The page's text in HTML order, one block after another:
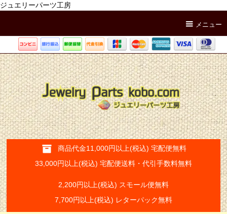
ジュエリーパーツ工房
メニュー
商品代金11,000円以上(税込) 宅配便無料
33,000円以上(税込) 宅配便送料・代引手数料無料
2,200円以上(税込) スモール便無料
7,700円以上(税込) レターパック無料